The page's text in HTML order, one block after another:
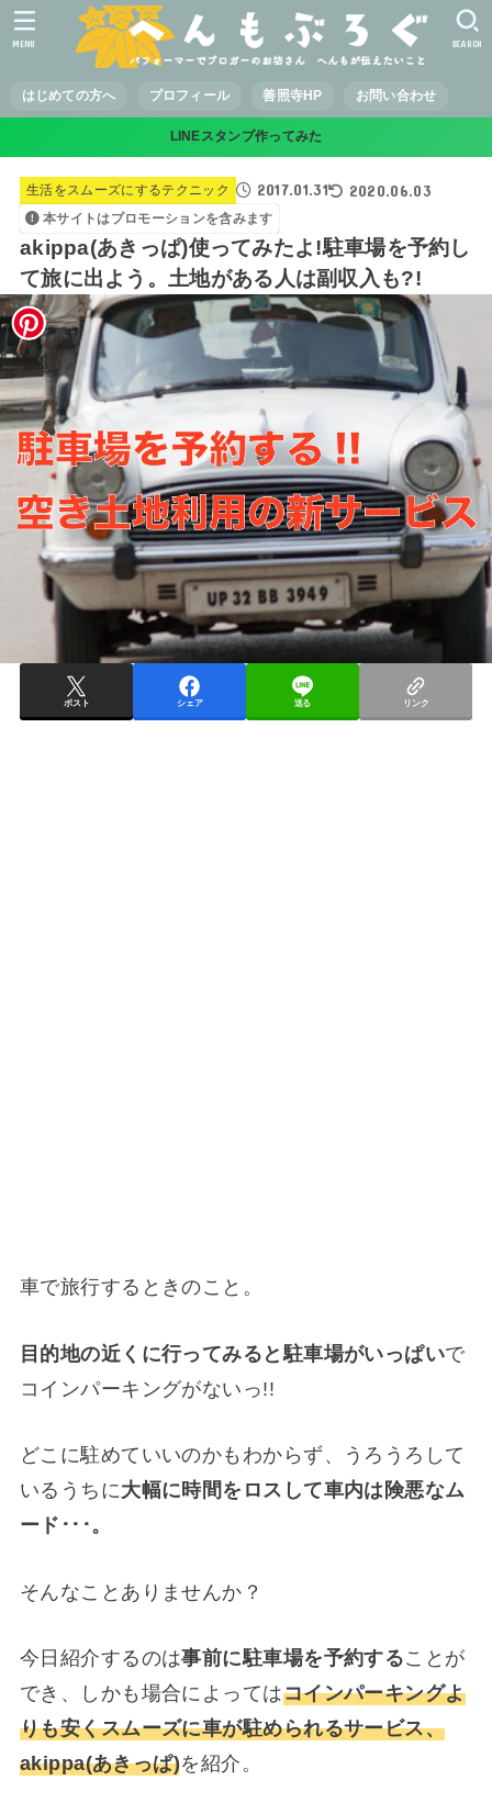
はじめての方へ プロフィール 善照寺HP お問い合わせ
SEARCH
MENU
LINEスタンプ作ってみた
生活をスムーズにするテクニック 2017.01.31 2020.06.03
本サイトはプロモーションを含みます
akippa(あきっぱ)使ってみたよ!駐車場を予約し
て旅に出よう。土地がある人は副収入も?!
ポスト シェア 送る リンク
車で旅行するときのこと。
目的地の近くに行ってみると駐車場がいっぱいで
コインパーキングがないっ!!
どこに駐めていいのかもわからず、うろうろして
いるうちに大幅に時間をロスして車内は険悪なム
ード･･･。
そんなことありませんか？
今日紹介するのは事前に駐車場を予約することが
でき、しかも場合によってはコインパーキングよ
りも安くスムーズに車が駐められるサービス、
akippa(あきっぱ)を紹介。